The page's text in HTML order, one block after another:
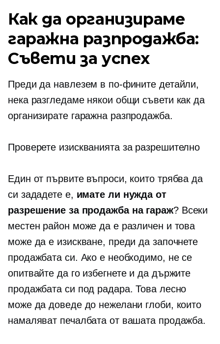
Как да организираме
гаражна разпродажба:
Съвети за успех
Преди да навлезем в по-фините детайли,
нека разгледаме някои общи съвети как да
организирате гаражна разпродажба.
Проверете изискванията за разрешително
Един от първите въпроси, които трябва да
си зададете е, имате ли нужда от
разрешение за продажба на гараж? Всеки
местен район може да е различен и това
може да е изискване, преди да започнете
продажбата си. Ако е необходимо, не се
опитвайте да го избегнете и да държите
продажбата си под радара. Това лесно
може да доведе до нежелани глоби, които
намаляват печалбата от вашата продажба.